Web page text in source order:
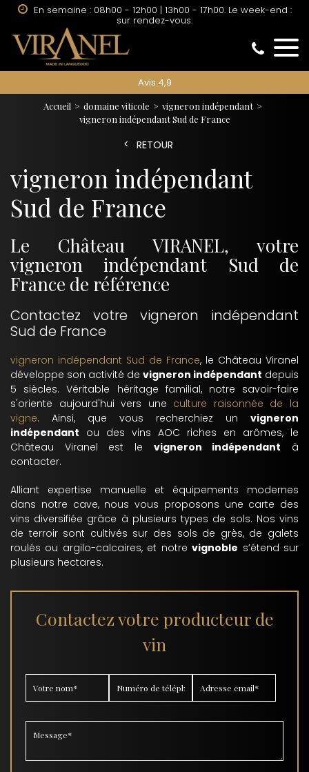
sur rendez-vous.
Avis 4,9
Accueil domaine viticole
vigneron indépendant
vigneron indépendant Sud de France
RETOUR
vigneron indépendant
Sud de France
Le Château VIRANEL, votre
vigneron indépendant Sud de
France de référence
Contactez votre vigneron indépendant
Sud de France
vigneron indépendant Sud de France, le Château Viranel
développe son activité de vigneron indépendant depuis
5 siècles. Véritable héritage familial, notre savoir-faire
s'oriente aujourd'hui vers une culture raisonnée de la
vigne. Ainsi, que vous recherchiez un vigneron
indépendant ou des vins AOC riches en arômes, le
Château Viranel est le vigneron indépendant à
contacter.
Alliant expertise manuelle et équipements modernes
dans notre cave, nous vous proposons une carte des
vins diversifiée grâce à plusieurs types de sols. Nos vins
de terroir sont cultivés sur des sols de grès, de galets
roulés ou argilo-calcaires, et notrevignoble s’étend sur
plusieurs hectares.
Contactez votre producteur de
vin